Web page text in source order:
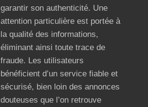
garantir son authenticité. Une
attention particulière est portée à
la qualité des informations,
éliminant ainsi toute trace de
fraude. Les utilisateurs
bénéficient d’un service fiable et
sécurisé, bien loin des annonces
douteuses que l’on retrouve